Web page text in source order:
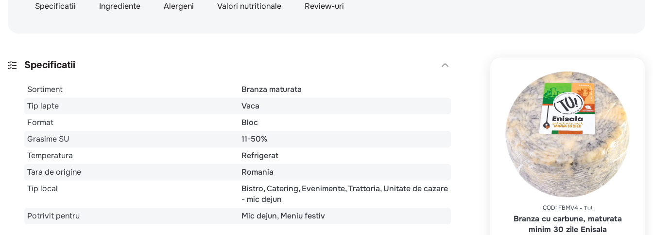
Specificatii Ingrediente Alergeni Valori nutritionale Review-uri
Specificatii
Sortiment
Branza maturata
Tip lapte
Vaca
Format
Bloc
Grasime SU
11-50%
Temperatura
Refrigerat
Tara de origine
Romania
Tip local
Bistro Catering Evenimente Trattoria Unitate de cazare
- mic dejun
Potrivit pentru
Mic dejun Meniu festiv
COD: FBMV4 Tu!
Branza cu carbune, maturata
minim 30 zile Enisala